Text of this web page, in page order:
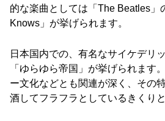
的な楽曲としては「The Beatles」
Knows」が挙げられます。
日本国内での、有名なサイケデリ
「ゆらゆら帝国」が挙げられます
ー文化などとも関連が深く、その
酒してフラフラとしているきくり